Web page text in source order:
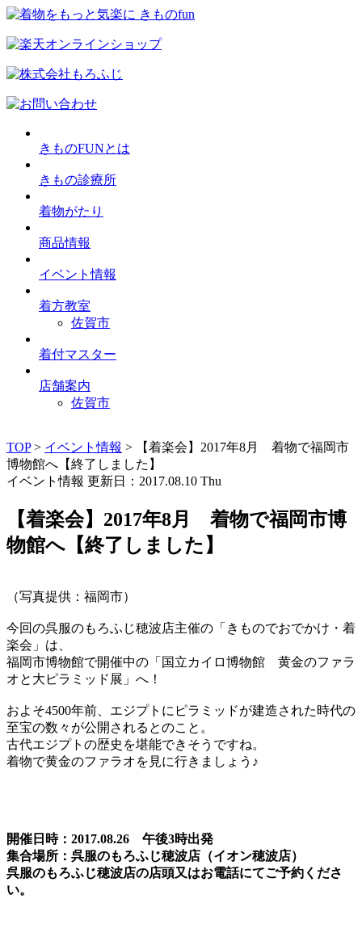
きものFUNとは
きもの診療所
着物がたり
商品情報
イベント情報
着方教室
佐賀市
着付マスター
店舗案内
佐賀市
TOP> イベント情報 >
【着楽会】2017年8月 着物で福岡市
博物館へ【終了しました】
イベント情報 更新日：2017.08.10 Thu
【着楽会】2017年8月 着物で福岡市博
物館へ【終了しました】
（写真提供：福岡市）
今回の呉服のもろふじ穂波店主催の「きものでおでかけ・着
楽会」は、
福岡市博物館で開催中の「国立カイロ博物館 黄金のファラ
オと大ピラミッド展」へ！
およそ4500年前、エジプトにピラミッドが建造された時代の
至宝の数々が公開されるとのこと。
古代エジプトの歴史を堪能できそうですね。
着物で黄金のファラオを見に行きましょう♪
開催日時：2017.08.26 午後3時出発
集合場所：呉服のもろふじ穂波店（イオン穂波店）
呉服のもろふじ穂波店の店頭又はお電話にてご予約くださ
い。